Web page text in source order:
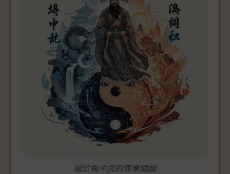
關於楊中武的專業插圖